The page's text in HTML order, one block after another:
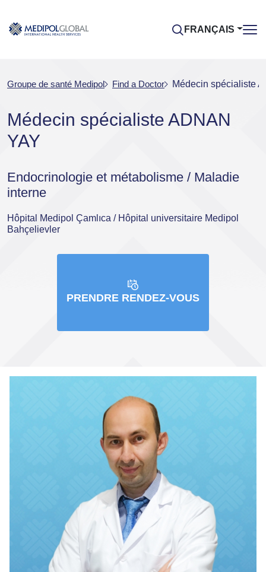
FRANÇAIS
Groupe de santé Medipol Find a Doctor Médecin spécialiste
Médecin spécialiste ADNAN
YAY
Endocrinologie et métabolisme / Maladie
interne
Hôpital Medipol Çamlıca / Hôpital universitaire Medipol
Bahçelievler
PRENDRE RENDEZ-VOUS